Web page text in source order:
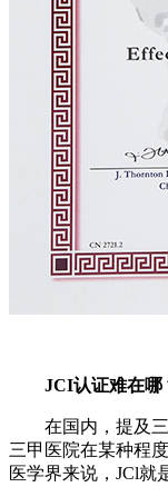
JCI认证难在哪
在国内，提及三
三甲医院在某种程
医学界来说，JCl就